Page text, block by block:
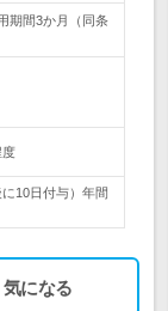
期間3か月（同条
10日付与）年間
気になる